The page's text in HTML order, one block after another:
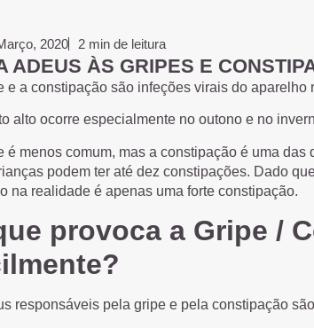
2020 2 min de leitura
ADEUS ÀS GRIPES E
e a constipação são infeções virais do aparelho
alto ocorre especialmente no outono e no
é menos comum, mas a constipação é uma
podem ter até dez constipações. Dado
na realidade é apenas uma forte constipação.
provoca a Gripe /
responsáveis pela gripe e pela constipação